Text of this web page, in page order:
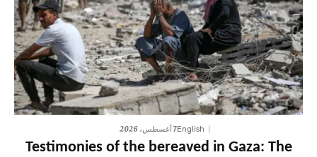
English7 أغسطس، 2026
Testimonies of the bereaved in Gaza: The